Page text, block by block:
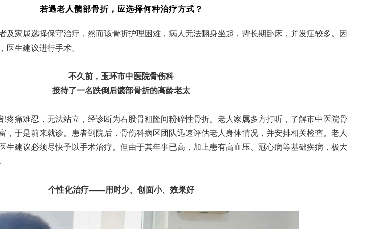
若遇老人髋部骨折，应选择何种治疗方式？
及家属选择保守治疗，然而该骨折护理困难，病人无法翻身坐起，需长期卧床，并发症较多。因
医生建议进行手术。
不久前，玉环市中医院骨伤科
接待了一名跌倒后髋部骨折的高龄老太
疼痛难忍，无法站立，经诊断为右股骨粗隆间粉碎性骨折。老人家属多方打听，了解市中医院骨
，于是前来就诊。患者到院后，骨伤科病区团队迅速评估老人身体情况，并安排相关检查。老人
生建议必须尽快予以手术治疗。但由于其年事已高，加上患有高血压、冠心病等基础疾病，极大
个性化治疗——用时少、创面小、效果好